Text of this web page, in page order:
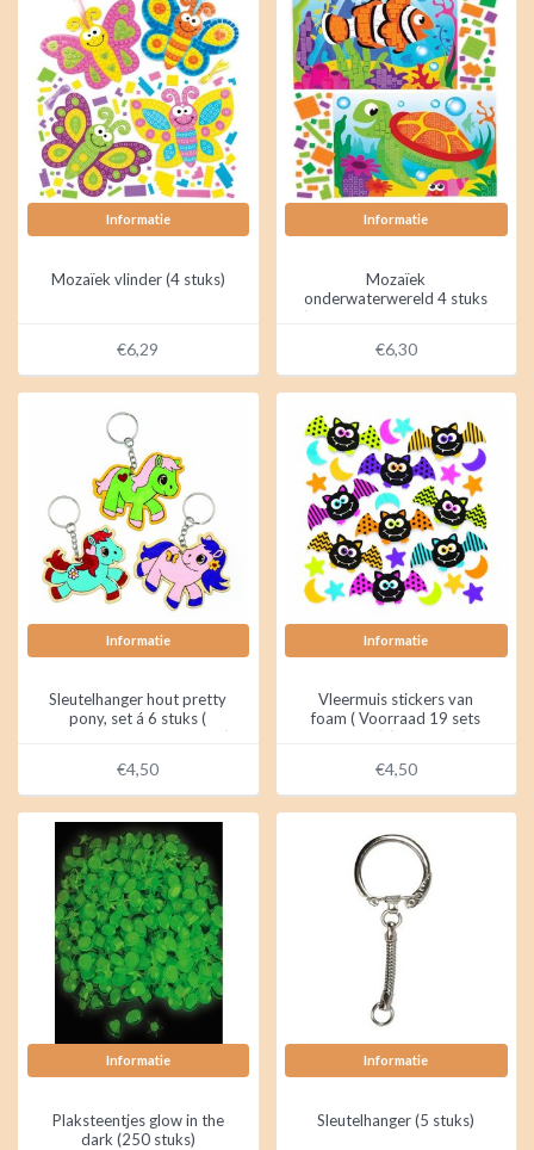
Informatie
Mozaïek vlinder (4 stuks)
€6,29
Informatie
Mozaïek
onderwaterwereld 4 stuks
(Voorraad 2 verp. OP=OP)
€6,30
Informatie
Sleutelhanger hout pretty
pony, set á 6 stuks (
Voorraad 4 stuks OP=OP)
€4,50
Informatie
Vleermuis stickers van
foam ( Voorraad 19 sets
OP=OP) (120 stuks)
€4,50
Informatie
Plaksteentjes glow in the
dark (250 stuks)
Informatie
Sleutelhanger (5 stuks)